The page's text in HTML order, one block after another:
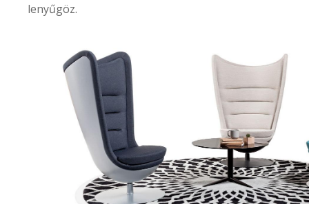
lenyűgöz.